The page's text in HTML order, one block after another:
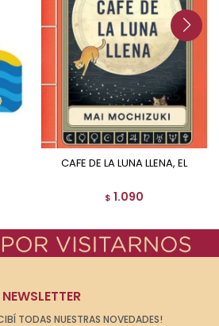
CAFE DE LA LUNA LLENA, EL
$ 1.090
NEWSLETTER
TODAS NUESTRAS NOVEDADES!